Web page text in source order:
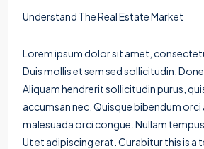
Understand The Real Estate Market
Lorem ipsum dolor sit amet,
Duis mollis et sem sed sollicitudin.
Aliquam hendrerit sollicitudin purus,
accumsan nec. Quisque bibendum orci
malesuada orci congue. Nullam
Ut et adipiscing erat. Curabitur this is a